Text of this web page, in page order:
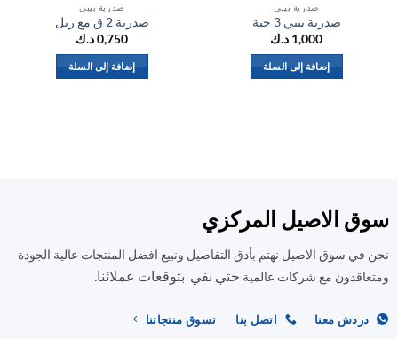
صدرية بيبي
صدرية بيبي 3 حبة
1,000د.ك
إضافة إلى السلة
صدرية بيبي
صدرية 2 ق مع ربل
0,750د.ك
إضافة إلى السلة
الاصيل المركزي
سوق الاصيل نهتم بأدق التفاصيل ونبيع افضل المنتجات عالية الجودة
مع شركات عالميةحتي نفي بتوقعات عملائنا.
دردش معنا اتصل بنا تسوق منتجاتنا